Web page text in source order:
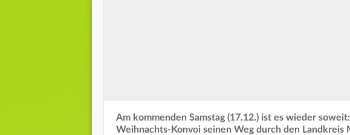
Am kommenden Samstag (17.12.) ist es wieder
Weihnachts-Konvoi seinen Weg durch den Landkreis